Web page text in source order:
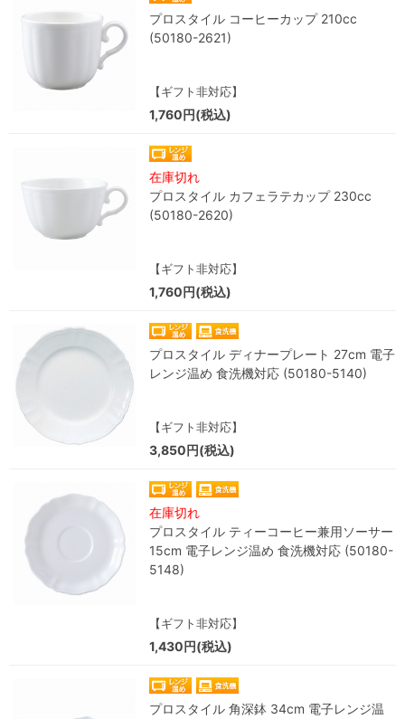
プロスタイル コーヒーカップ 210cc
(50180-2621)
【ギフト非対応】
1,760円(税込)
在庫切れ
プロスタイル カフェラテカップ 230cc
(50180-2620)
【ギフト非対応】
1,760円(税込)
プロスタイル ディナープレート 27cm 電子
レンジ温め 食洗機対応 (50180-5140)
【ギフト非対応】
3,850円(税込)
在庫切れ
プロスタイル ティーコーヒー兼用ソーサー
15cm 電子レンジ温め 食洗機対応 (50180-
5148)
【ギフト非対応】
1,430円(税込)
プロスタイル 角深鉢 34cm 電子レンジ温